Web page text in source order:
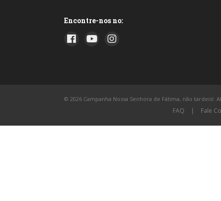
Encontre-nos no:
© 2026 Campanha Nossa Senhora de Fátima, não tardeis!.
FAQ | Fale